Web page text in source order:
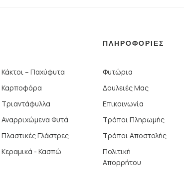
Κάκτοι – Παχύφυτα
Καρποφόρα
Τριαντάφυλλα
Αναρριχώμενα Φυτά
Πλαστικές Γλάστρες
Κεραμικά - Κασπώ
ΠΛΗΡΟΦΟΡΙΕΣ
Φυτώρια
Δουλειές Μας
Επικοινωνία
Τρόποι Πληρωμής
Τρόποι Αποστολής
Πολιτική
Απορρήτου